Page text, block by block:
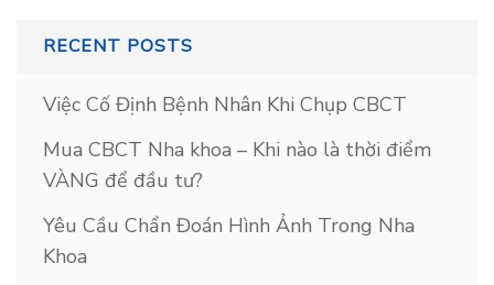
RECENT POSTS
Việc Cố Định Bệnh Nhân Khi Chụp CBCT
Mua CBCT Nha khoa – Khi nào là thời điểm
VÀNG để đầu tư?
Yêu Cầu Chẩn Đoán Hình Ảnh Trong Nha
Khoa